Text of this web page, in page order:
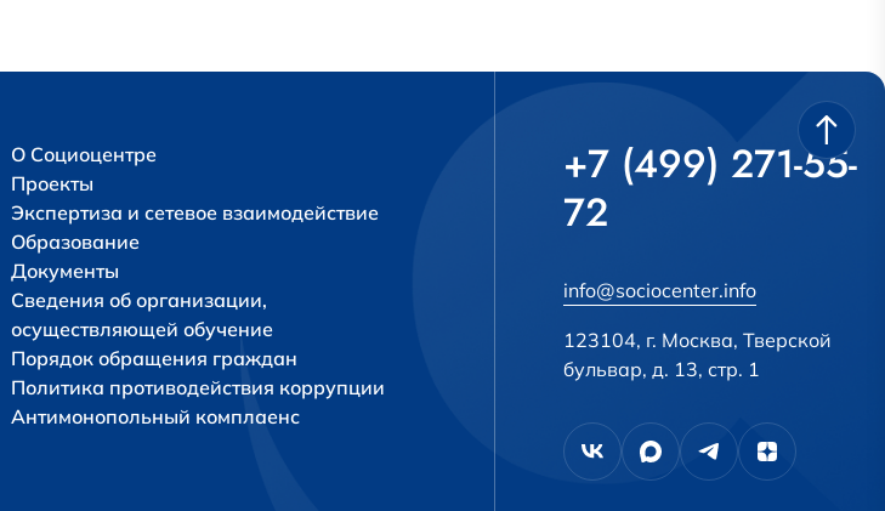
О Социоцентре
Проекты
Экспертиза и сетевое взаимодействие
Образование
Документы
Сведения об организации,
осуществляющей обучение
Порядок обращения граждан
Политика противодействия коррупции
Антимонопольный комплаенс
+7 (499) 271-55-
72
info@sociocenter.info
123104, г. Москва, Тверской
бульвар, д. 13, стр. 1